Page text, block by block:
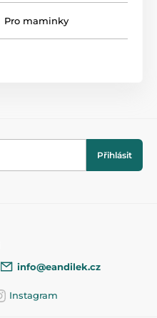
Pro maminky
Přihlásit
info@eandilek.cz
Instagram